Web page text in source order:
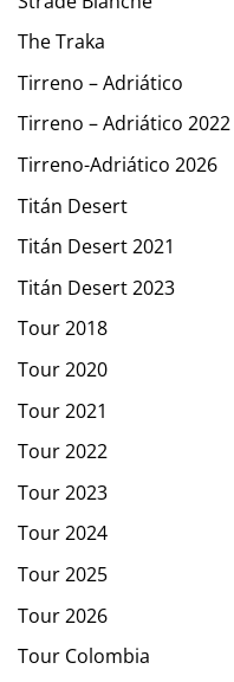
The Traka
Tirreno – Adriático
Tirreno – Adriático 2022
Tirreno-Adriático 2026
Titán Desert
Titán Desert 2021
Titán Desert 2023
Tour 2018
Tour 2020
Tour 2021
Tour 2022
Tour 2023
Tour 2024
Tour 2025
Tour 2026
Tour Colombia